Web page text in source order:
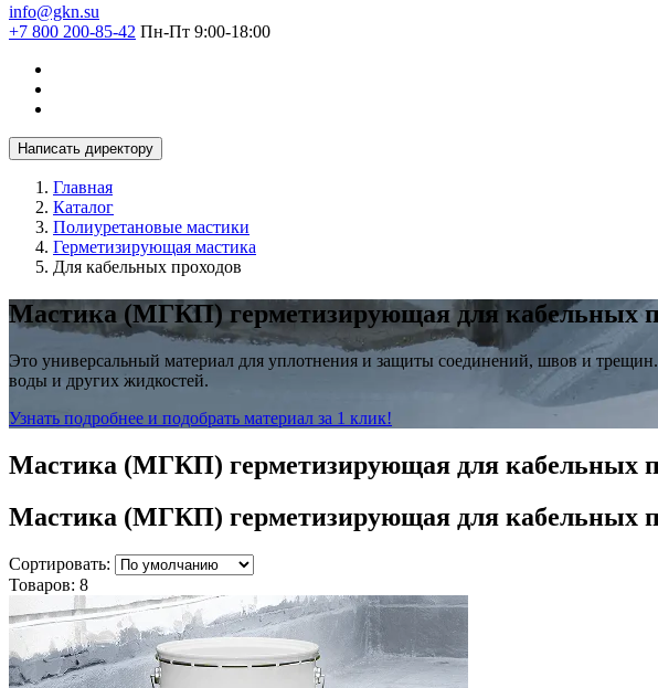
info@gkn.su
+7 800 200-85-42 Пн-Пт 9:00-18:00
Написать директору
Главная
Каталог
Полиуретановые мастики
Герметизирующая мастика
Для кабельных проходов
Мастика (МГКП) герметизирующая для кабельных
Это универсальный материал для уплотнения и защиты соединений, швов и
воды и других жидкостей.
Узнать подробнее и подобрать материал за 1 клик!
Мастика (МГКП) герметизирующая для кабельных
Мастика (МГКП) герметизирующая для кабельных
Сортировать:
Товаров: 8